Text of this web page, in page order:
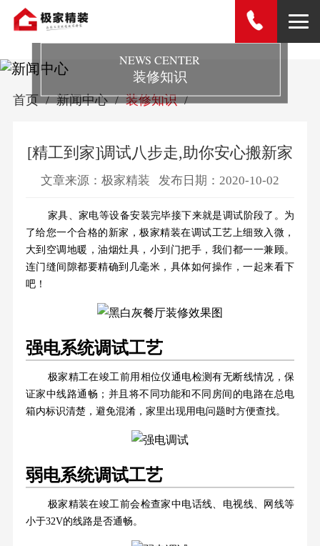
NEWS CENTER
装修知识
首页 新闻中心 装修知识
[精工到家]调试八步走,助你安心搬新家
文章来源：极家精装 发布日期：2020-10-02
家具、家电等设备安装完毕接下来就是调试阶段了。为
了给您一个合格的新家，极家精装在调试工艺上细致入微，
大到空调地暖，油烟灶具，小到门把手，我们都一一兼顾。
连门缝间隙都要精确到几毫米，具体如何操作，一起来看下
吧！
强电系统调试工艺
极家精工在竣工前用相位仪通电检测有无断线情况，保
证家中线路通畅；并且将不同功能和不同房间的电路在总电
箱内标识清楚，避免混淆，家里出现用电问题时方便查找。
弱电系统调试工艺
极家精装在竣工前会检查家中电话线、电视线、网线等
小于32V的线路是否通畅。